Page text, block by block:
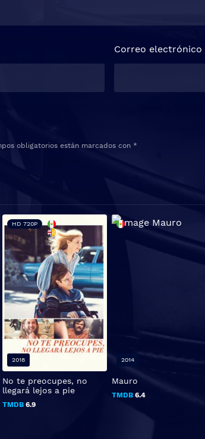
obligatorios están marcados con *
Correo electrónico
No te preocupes, no
llegará lejos a pie
TMDB6.9
HD 720P
2018
Mauro
TMDB6.4
2014